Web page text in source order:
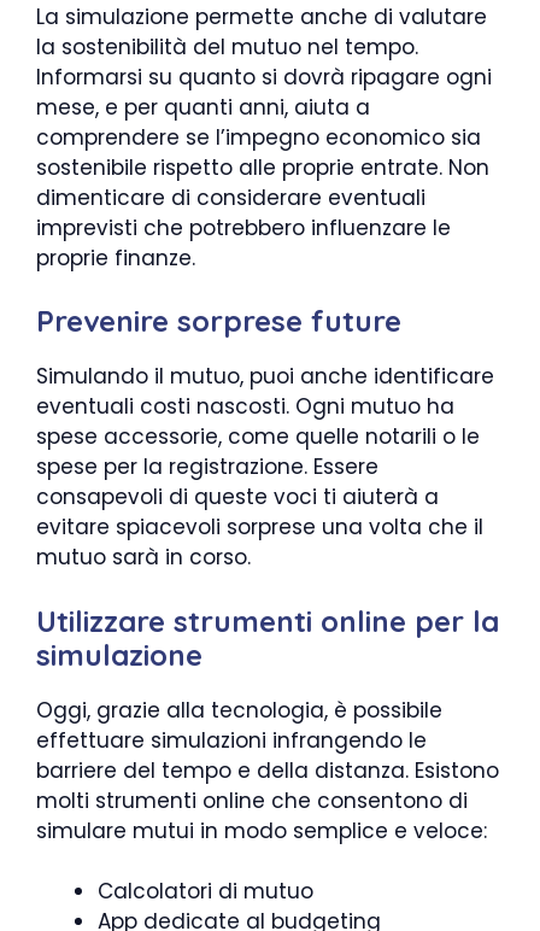
La simulazione permette anche di valutare
la sostenibilità del mutuo nel tempo.
Informarsi su quanto si dovrà ripagare ogni
mese, e per quanti anni, aiuta a
comprendere se l’impegno economico sia
sostenibile rispetto alle proprie entrate. Non
dimenticare di considerare eventuali
imprevisti che potrebbero influenzare le
proprie finanze.
Prevenire sorprese future
Simulando il mutuo, puoi anche identificare
eventuali costi nascosti. Ogni mutuo ha
spese accessorie, come quelle notarili o le
spese per la registrazione. Essere
consapevoli di queste voci ti aiuterà a
evitare spiacevoli sorprese una volta che il
mutuo sarà in corso.
Utilizzare strumenti online per la
simulazione
Oggi, grazie alla tecnologia, è possibile
effettuare simulazioni infrangendo le
barriere del tempo e della distanza. Esistono
molti strumenti online che consentono di
simulare mutui in modo semplice e veloce:
Calcolatori di mutuo
App dedicate al budgeting